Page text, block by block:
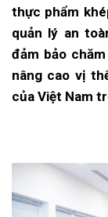
thực phẩm
quản lý an
đảm bảo
nâng cao vị
của Việt Nam